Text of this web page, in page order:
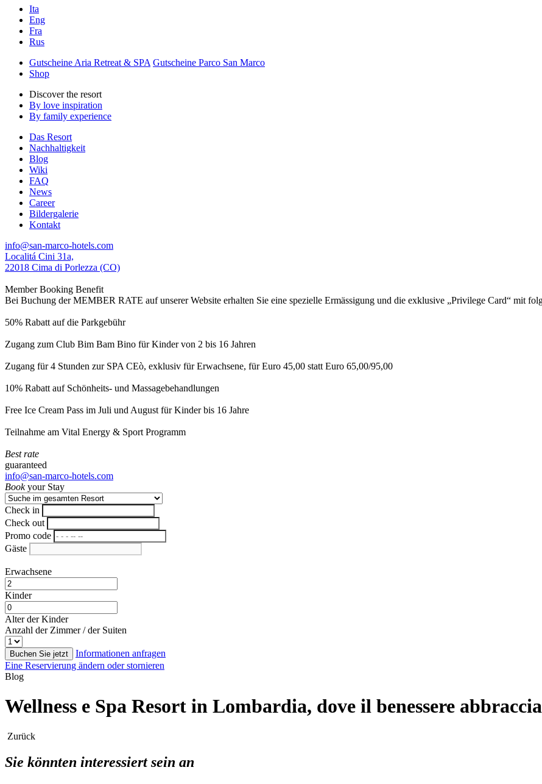
Ita
Eng
Fra
Rus
Gutscheine Aria Retreat & SPA Gutscheine Parco San Marco
Shop
Discover the resort
By love inspiration
By family experience
Das Resort
Nachhaltigkeit
Blog
Wiki
FAQ
News
Career
Bildergalerie
Kontakt
info@san-marco-hotels.com
Localitá Cini 31a,
22018 Cima di Porlezza (CO)
Member Booking Benefit
Bei Buchung der MEMBER RATE auf unserer Website erhalten Sie eine spezielle Ermässigung und die exklusive „Privilege Card“ mit
50% Rabatt auf die Parkgebühr
Zugang zum Club Bim Bam Bino für Kinder von 2 bis 16 Jahren
Zugang für 4 Stunden zur SPA CEò, exklusiv für Erwachsene, für Euro 45,00 statt Euro 65,00/95,00
10% Rabatt auf Schönheits- und Massagebehandlungen
Free Ice Cream Pass im Juli und August für Kinder bis 16 Jahre
Teilnahme am Vital Energy & Sport Programm
Best rate
guaranteed
info@san-marco-hotels.com
Bookyour Stay
Check in
Check out
Promo code
Gäste
Erwachsene
Kinder
Alter der Kinder
Anzahl der Zimmer / der Suiten
Buchen Sie jetzt
Informationen anfragen
Eine Reservierung ändern oder stornieren
Blog
Wellness e Spa Resort in Lombardia, dove il benessere
Zurück
Sie könnten interessiert sein an